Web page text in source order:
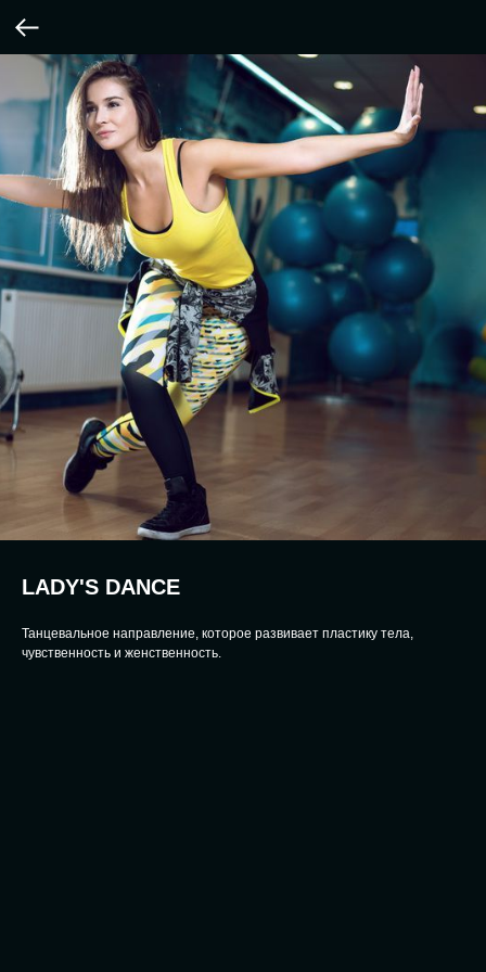
LADY'S DANCE
Танцевальное направление, которое развивает пластику тела,
чувственность и женственность.